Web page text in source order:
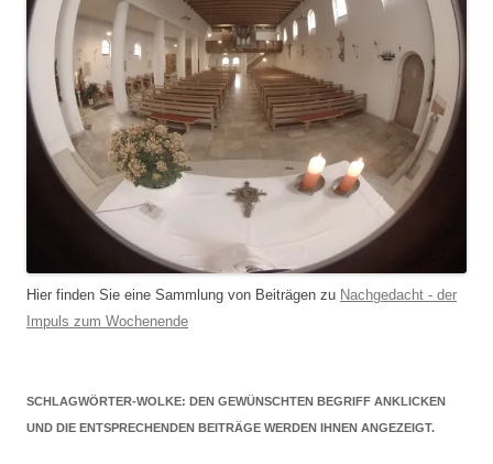
Hier finden Sie eine Sammlung von Beiträgen zu Nachgedacht - der
Impuls zum Wochenende
SCHLAGWÖRTER-WOLKE: DEN GEWÜNSCHTEN BEGRIFF ANKLICKEN
UND DIE ENTSPRECHENDEN BEITRÄGE WERDEN IHNEN ANGEZEIGT.